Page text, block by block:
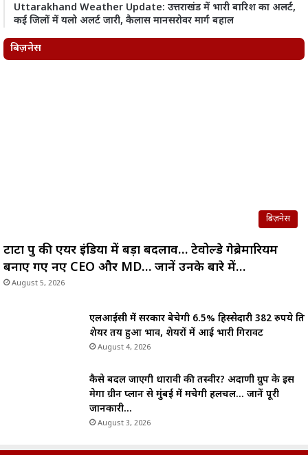
Uttarakhand Weather Update: उत्तराखंड में भारी बारिश का अलर्ट,
कई जिलों में यलो अलर्ट जारी, कैलास मानसरोवर मार्ग बहाल
बिज़नेस
बिज़नेस
टाटा ग्रुप की एयर इंडिया में बड़ा बदलाव… टेवोल्डे गेब्रेमारियम
बनाए गए नए CEO और MD… जानें उनके बारे में…
August 5, 2026
एलआईसी में सरकार बेचेगी 6.5% हिस्सेदारी 382 रुपये प्रति
शेयर तय हुआ भाव, शेयरों में आई भारी गिरावट
August 4, 2026
कैसे बदल जाएगी धारावी की तस्वीर? अदाणी ग्रुप के इस
मेगा ग्रीन प्लान से मुंबई में मचेगी हलचल… जानें पूरी
जानकारी…
August 3, 2026